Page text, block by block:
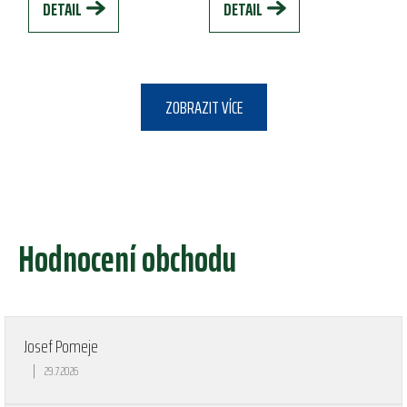
DETAIL DETAIL
ZOBRAZIT VÍCE
Hodnocení obchodu
Josef Pomeje
Hodnocení obchodu je 5 z 5 hvězdiček.
| 29.7.2026